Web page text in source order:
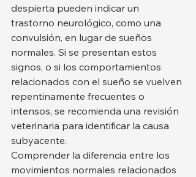
despierta pueden indicar un
trastorno neurológico, como una
convulsión, en lugar de sueños
normales. Si se presentan estos
signos, o si los comportamientos
relacionados con el sueño se vuelven
repentinamente frecuentes o
intensos, se recomienda una revisión
veterinaria para identificar la causa
subyacente.
Comprender la diferencia entre los
movimientos normales relacionados